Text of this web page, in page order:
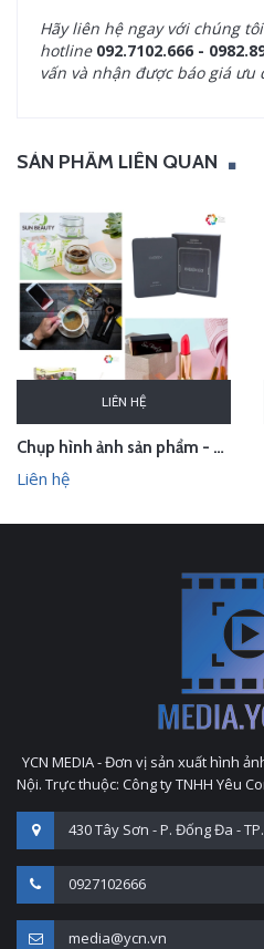
Hãy liên hệ ngay với chúng tôi
hotline 092.7102.666 -
vấn và nhận được báo giá ưu
SẢN PHẨM LIÊN QUAN
LIÊN HỆ
Chụp hình ảnh sản phẩm - quay phim sản phẩm trong studio
Liên hệ
YCN MEDIA - Đơn vị sản xuất hình
Nội. Trực thuộc: Công ty TNHH Yêu
430 Tây Sơn - P. Đống Đa -
0927102666
media@ycn.vn